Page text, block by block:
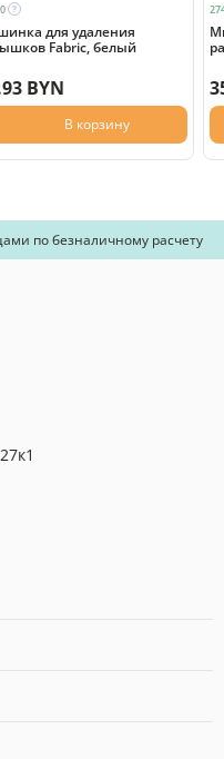
0
для удаления
Fabric, белый
BYN
В корзину
по безналичному расчету